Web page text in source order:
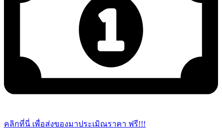
คลิกที่นี่ เพื่อส่งของมาประเมิณราคา ฟรี!!!